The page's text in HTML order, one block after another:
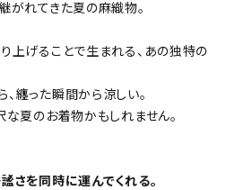
がれてきた夏の麻織物。
上げることで生まれる、あの独特の
纏った瞬間から涼しい。
な夏のお着物かもしれません。
さを同時に運んでくれる。